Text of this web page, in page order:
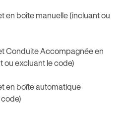
en boîte manuelle (incluant ou
Conduite Accompagnée en
ou excluant le code)
en boîte automatique